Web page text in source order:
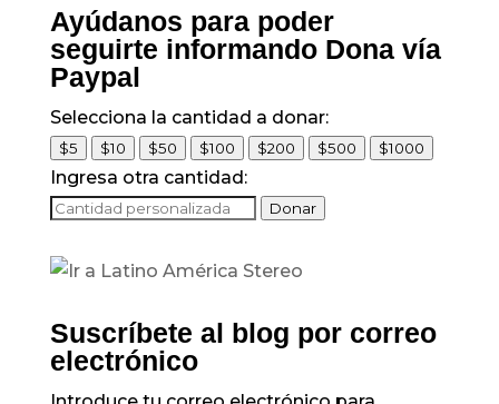
Ayúdanos para poder
seguirte informando Dona vía
Paypal
Selecciona la cantidad a donar:
$5 $10 $50 $100 $200 $500 $1000
Ingresa otra cantidad:
Donar
Suscríbete al blog por correo
electrónico